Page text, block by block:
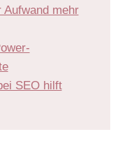
Aufwand mehr
SEO hilft